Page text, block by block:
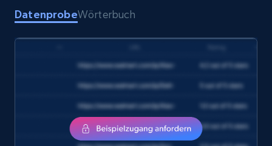
amazon, Description amazon, Initial price
amazon, Currency amazon, Availability amazon,
eCommerce
DatenprobeWörterbuch